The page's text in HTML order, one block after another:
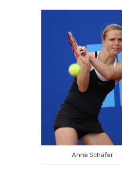
Anne Schäfer